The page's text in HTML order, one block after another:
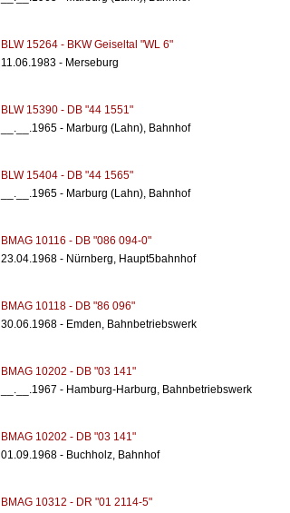
BLW 15264 - BKW Geiseltal "WL 6"
11.06.1983 - Merseburg
BLW 15390 - DB "44 1551"
__.__.1965 - Marburg (Lahn), Bahnhof
BLW 15404 - DB "44 1565"
__.__.1965 - Marburg (Lahn), Bahnhof
BMAG 10116 - DB "086 094-0"
23.04.1968 - Nürnberg, Haupt5bahnhof
BMAG 10118 - DB "86 096"
30.06.1968 - Emden, Bahnbetriebswerk
BMAG 10202 - DB "03 141"
__.__.1967 - Hamburg-Harburg, Bahnbetriebswerk
BMAG 10202 - DB "03 141"
01.09.1968 - Buchholz, Bahnhof
BMAG 10312 - DR "01 2114-5"